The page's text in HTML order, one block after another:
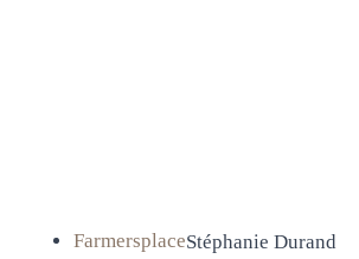
FarmersplaceStéphanie Durand